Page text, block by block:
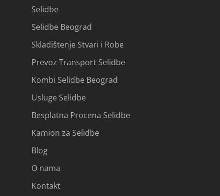
Selidbe
Selidbe Beograd
Skladištenje Stvari i Robe
Prevoz Transport Selidbe
Kombi Selidbe Beograd
Usluge Selidbe
Besplatna Procena Selidbe
Kamion za Selidbe
Blog
O nama
Kontakt